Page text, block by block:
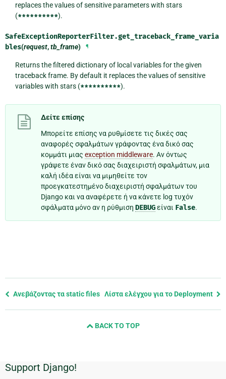
replaces the values of sensitive parameters with stars
(**********).
SafeExceptionReporterFilter.get_traceback_frame_varia
bles(request,tb_frame) ¶
Returns the filtered dictionary of local variables for the given
traceback frame. By default it replaces the values of sensitive
variables with stars (**********).
Δείτε επίσης
Μπορείτε επίσης να ρυθμίσετε τις δικές σας
αναφορές σφαλμάτων γράφοντας ένα δικό σας
κομμάτι μιας exception middleware. Αν όντως
γράψετε έναν δικό σας διαχειριστή σφαλμάτων, μια
καλή ιδέα είναι να μιμηθείτε τον
προεγκατεστημένο διαχειριστή σφαλμάτων του
Django και να αναφέρετε ή να κάνετε log τυχόν
σφάλματα μόνο αν η ρύθμιση DEBUGείναι False.
Previous
Ανεβάζοντας τα static files Λίστα ελέγχου για το Deployment
BACK TO TOP
Πρόσθετες
Support Django!